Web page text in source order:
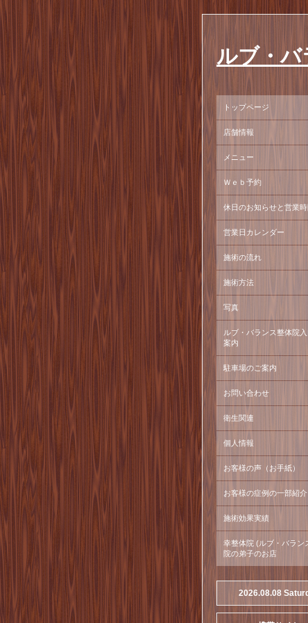
ルブ・バ
トップページ
店舗情報
メニュー
Ｗｅｂ予約
休日のお知らせと営業時
営業日カレンダー
施術の流れ
施術方法
写真
ルブ・バランス整体院
案内
駐車場のご案内
お問い合わせ
衛生関連
個人情報
お客様の声（お手紙）
お客様の症例の一部紹介
施術効果実績
幸整体院 (ルブ・バラン
院の弟子のお店
2026.08.08